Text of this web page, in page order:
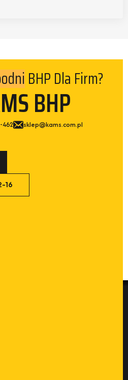
BHP Dla Firm?
BHP
462
sklep@kams.com.pl
16